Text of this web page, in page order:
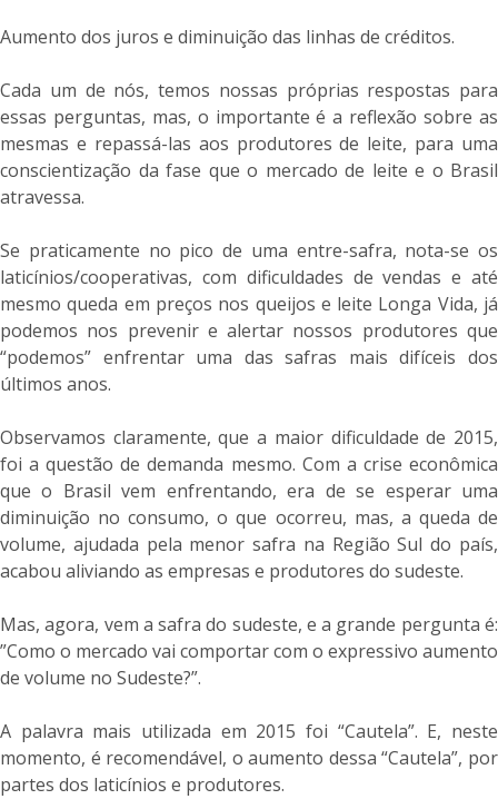
Aumento dos juros e diminuição das linhas de créditos.
Cada um de nós, temos nossas próprias respostas para
essas perguntas, mas, o importante é a reflexão sobre as
mesmas e repassá-las aos produtores de leite, para uma
conscientização da fase que o mercado de leite e o Brasil
atravessa.
Se praticamente no pico de uma entre-safra, nota-se os
laticínios/cooperativas, com dificuldades de vendas e até
mesmo queda em preços nos queijos e leite Longa Vida, já
podemos nos prevenir e alertar nossos produtores que
“podemos” enfrentar uma das safras mais difíceis dos
últimos anos.
Observamos claramente, que a maior dificuldade de 2015,
foi a questão de demanda mesmo. Com a crise econômica
que o Brasil vem enfrentando, era de se esperar uma
diminuição no consumo, o que ocorreu, mas, a queda de
volume, ajudada pela menor safra na Região Sul do país,
acabou aliviando as empresas e produtores do sudeste.
Mas, agora, vem a safra do sudeste, e a grande pergunta é:
”Como o mercado vai comportar com o expressivo aumento
de volume no Sudeste?”.
A palavra mais utilizada em 2015 foi “Cautela”. E, neste
momento, é recomendável, o aumento dessa “Cautela”, por
partes dos laticínios e produtores.